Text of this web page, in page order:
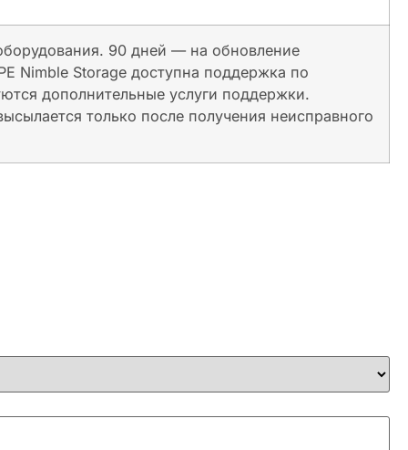
90 дней — на обновление
Nimble Storage доступна поддержка по
дополнительные услуги поддержки.
только после получения неисправного